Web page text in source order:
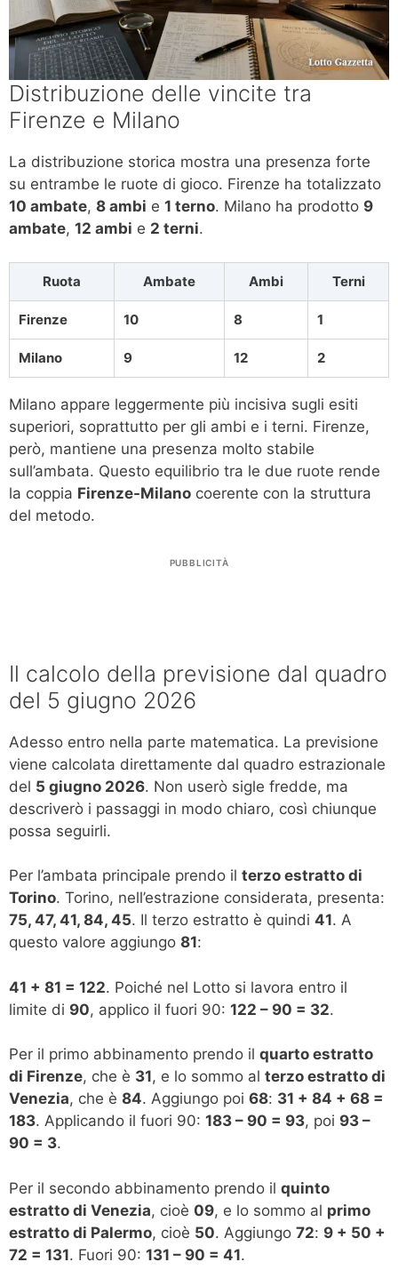
Distribuzione delle vincite tra
Firenze e Milano
La distribuzione storica mostra una presenza forte
su entrambe le ruote di gioco. Firenze ha totalizzato
10 ambate, 8 ambi e 1 terno. Milano ha prodotto 9
ambate, 12 ambi e 2 terni.
Ruota Ambate Ambi Terni
Firenze 10 8 1
Milano 9 12 2
Milano appare leggermente più incisiva sugli esiti
superiori, soprattutto per gli ambi e i terni. Firenze,
però, mantiene una presenza molto stabile
sull’ambata. Questo equilibrio tra le due ruote rende
la coppia Firenze-Milano coerente con la struttura
del metodo.
PUBBLICITÀ
Il calcolo della previsione dal quadro
del 5 giugno 2026
Adesso entro nella parte matematica. La previsione
viene calcolata direttamente dal quadro estrazionale
del 5 giugno 2026. Non userò sigle fredde, ma
descriverò i passaggi in modo chiaro, così chiunque
possa seguirli.
Per l’ambata principale prendo il terzo estratto di
Torino. Torino, nell’estrazione considerata, presenta:
75, 47, 41, 84, 45. Il terzo estratto è quindi 41. A
questo valore aggiungo 81:
41 + 81 = 122. Poiché nel Lotto si lavora entro il
limite di 90, applico il fuori 90: 122 – 90 = 32.
Per il primo abbinamento prendo il quarto estratto
di Firenze, che è 31, e lo sommo al terzo estratto di
Venezia, che è 84. Aggiungo poi 68: 31 + 84 + 68 =
183. Applicando il fuori 90: 183 – 90 = 93, poi 93 –
90 = 3.
Per il secondo abbinamento prendo il quinto
estratto di Venezia, cioè 09, e lo sommo al primo
estratto di Palermo, cioè 50. Aggiungo 72: 9 + 50 +
72 = 131. Fuori 90: 131 – 90 = 41.